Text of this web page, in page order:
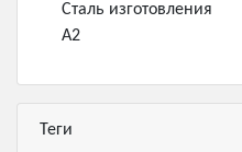
Сталь изготовления
А2
Теги